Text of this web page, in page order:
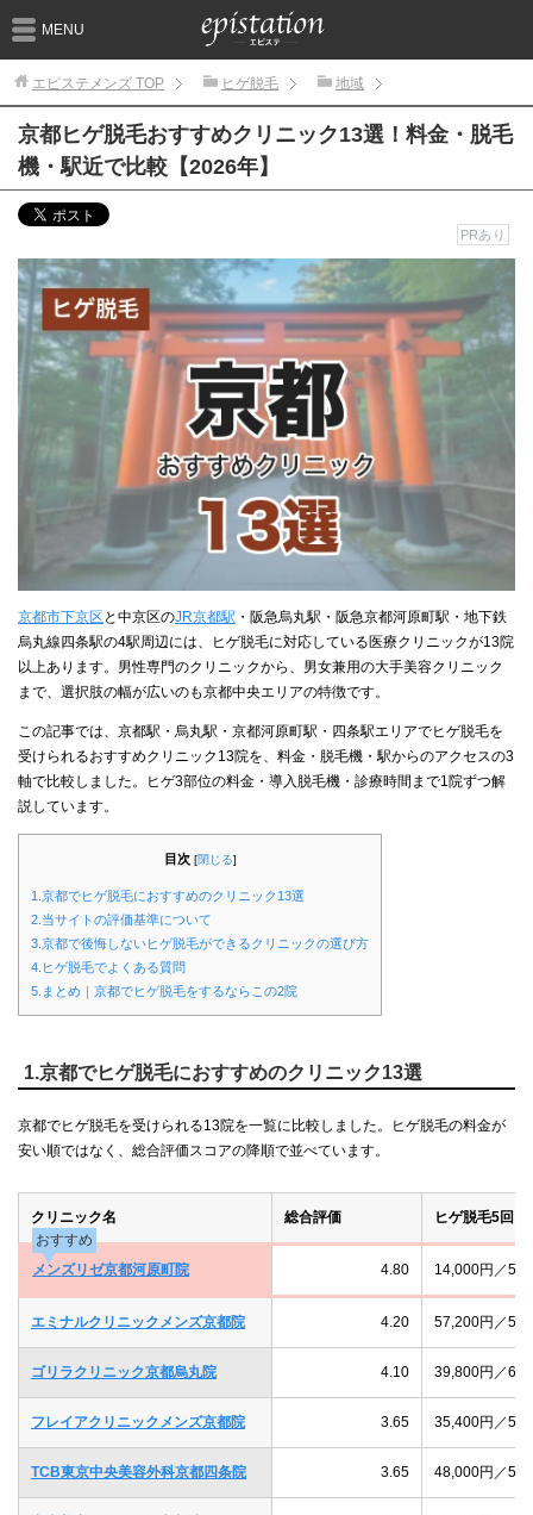
MENU
エピステメンズ TOP ヒゲ脱毛 地域
京都ヒゲ脱毛おすすめクリニック13選！料金・脱毛
機・駅近で比較【2026年】
PRあり
京都市下京区と中京区のJR京都駅 ・阪急烏丸駅・阪急京都河原町駅・地下鉄
烏丸線四条駅の4駅周辺には、ヒゲ脱毛に対応している医療クリニックが13院
以上あります。男性専門のクリニックから、男女兼用の大手美容クリニック
まで、選択肢の幅が広いのも京都中央エリアの特徴です。
この記事では、京都駅・烏丸駅・京都河原町駅・四条駅エリアでヒゲ脱毛を
受けられるおすすめクリニック13院を、料金・脱毛機・駅からのアクセスの3
軸で比較しました。ヒゲ3部位の料金・導入脱毛機・診療時間まで1院ずつ解
説しています。
目次 [閉じる]
1.京都でヒゲ脱毛におすすめのクリニック13選
2.当サイトの評価基準について
3.京都で後悔しないヒゲ脱毛ができるクリニックの選び方
4.ヒゲ脱毛でよくある質問
5.まとめ｜京都でヒゲ脱毛をするならこの2院
1.京都でヒゲ脱毛におすすめのクリニック13選
京都でヒゲ脱毛を受けられる13院を一覧に比較しました。ヒゲ脱毛の料金が
安い順ではなく、総合評価スコアの降順で並べています。
クリニック名 総合評価
ヒゲ脱毛5回
おすすめ
メンズリゼ京都河原町院
4.80 14,000円／5
エミナルクリニックメンズ京都院 4.20 57,200円／5
ゴリラクリニック京都烏丸院 4.10 39,800円／6
フレイアクリニックメンズ京都院 3.65 35,400円／5
TCB東京中央美容外科京都四条院 3.65 48,000円／5